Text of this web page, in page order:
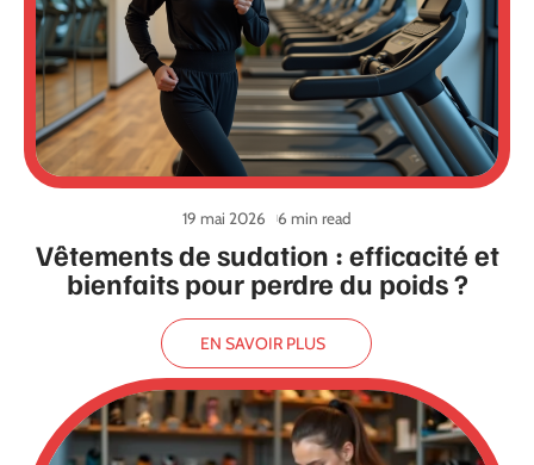
Vêtements de sudation : efficacité et
bienfaits pour perdre du poids ?
19 mai 2026 6 min read
EN SAVOIR PLUS